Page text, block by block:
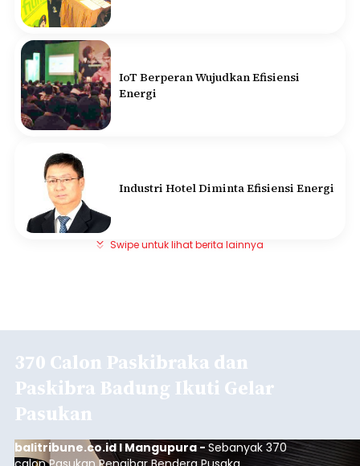
IoT Berperan Wujudkan Efisiensi
Energi
Industri Hotel Diminta Efisiensi Energi
Swipe untuk lihat berita lainnya
370 Calon Paskibraka dan
Paskibra Badung Ikuti Gelar
Pasukan
balitribune.co.id I Mangupura - Sebanyak 370